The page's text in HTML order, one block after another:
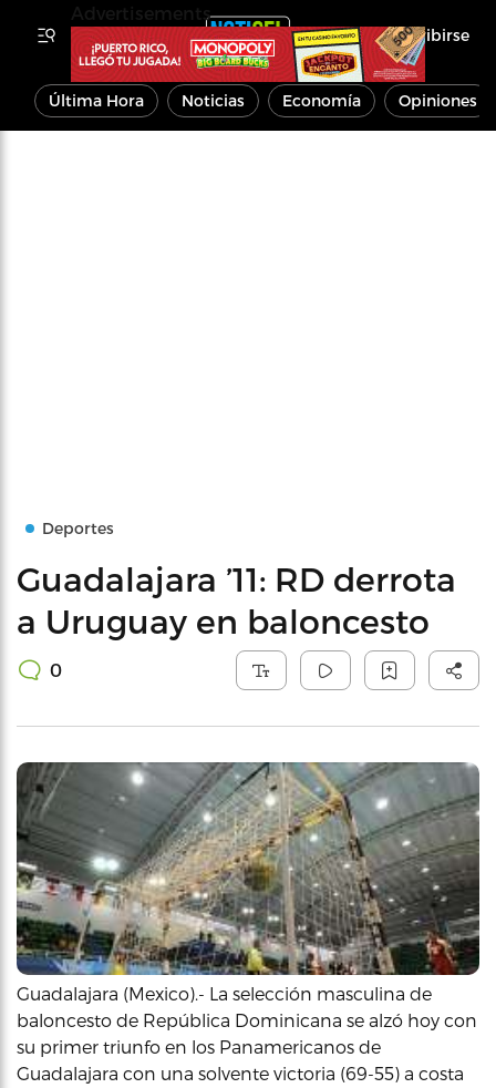
Inscribirse
Última Hora Noticias Economía Opiniones
Deportes
Guadalajara ’11: RD derrota
a Uruguay en baloncesto
0
Guadalajara (Mexico).- La selección masculina de
baloncesto de República Dominicana se alzó hoy con
su primer triunfo en los Panamericanos de
Guadalajara con una solvente victoria (69-55) a costa
Advertisements